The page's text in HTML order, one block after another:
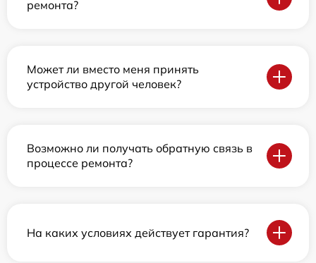
ремонта?
Может ли вместо меня принять
устройство другой человек?
Возможно ли получать обратную связь в
процессе ремонта?
На каких условиях действует гарантия?